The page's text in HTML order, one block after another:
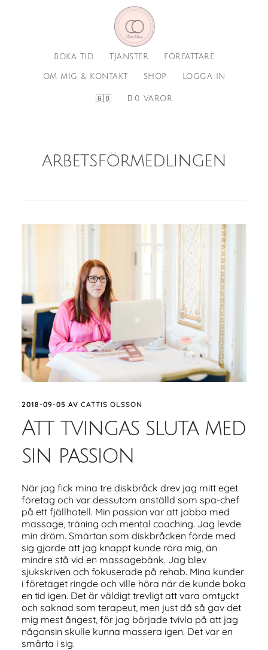
BOKA TID TJÄNSTER FÖRFATTARE
OM MIG & KONTAKT SHOP LOGGA IN
🇬🇧 0 VAROR
arbetsförmedlingen
2018-09-05 AV CATTIS OLSSON
Att tvingas sluta med
sin passion
När jag fick mina tre diskbråck drev jag mitt eget
företag och var dessutom anställd som spa-chef
på ett fjällhotell. Min passion var att jobba med
massage, träning och mental coaching. Jag levde
min dröm. Smärtan som diskbråcken förde med
sig gjorde att jag knappt kunde röra mig, än
mindre stå vid en massagebänk. Jag blev
sjukskriven och fokuserade på rehab. Mina kunder
i företaget ringde och ville höra när de kunde boka
en tid igen. Det är väldigt trevligt att vara omtyckt
och saknad som terapeut, men just då så gav det
mig mest ångest, för jag började tvivla på att jag
någonsin skulle kunna massera igen. Det var en
smärta i sig.